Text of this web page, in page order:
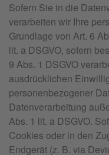
Sofern Sie in die
verarbeiten wir Ihre
Grundlage von Art. 6
lit. a DSGVO, sofern
9 Abs. 1 DSGVO
ausdrücklichen
personenbezogener
Datenverarbeitung
Abs. 1 lit. a DSGVO.
Cookies oder in den
Endgerät (z. B. via